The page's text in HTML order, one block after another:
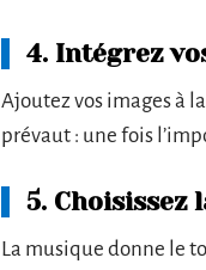
4. Intégrez
Ajoutez vos images à
prévaut : une fois
5. Choisissez
La musique donne le